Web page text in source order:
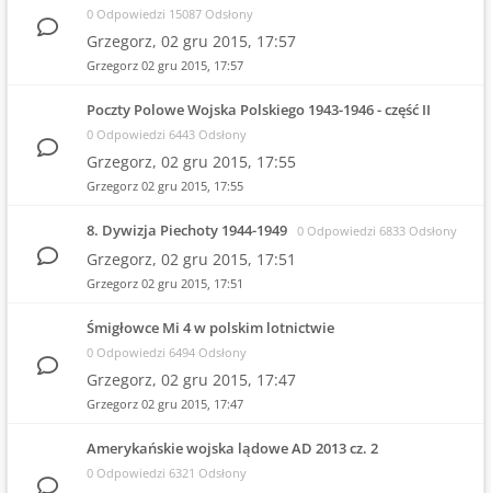
0 Odpowiedzi 15087 Odsłony
Grzegorz, 02 gru 2015, 17:57
Grzegorz 02 gru 2015, 17:57
Poczty Polowe Wojska Polskiego 1943-1946 - część II
0 Odpowiedzi 6443 Odsłony
Grzegorz, 02 gru 2015, 17:55
Grzegorz 02 gru 2015, 17:55
8. Dywizja Piechoty 1944-1949 0 Odpowiedzi 6833 Odsłony
Grzegorz, 02 gru 2015, 17:51
Grzegorz 02 gru 2015, 17:51
Śmigłowce Mi 4 w polskim lotnictwie
0 Odpowiedzi 6494 Odsłony
Grzegorz, 02 gru 2015, 17:47
Grzegorz 02 gru 2015, 17:47
Amerykańskie wojska lądowe AD 2013 cz. 2
0 Odpowiedzi 6321 Odsłony